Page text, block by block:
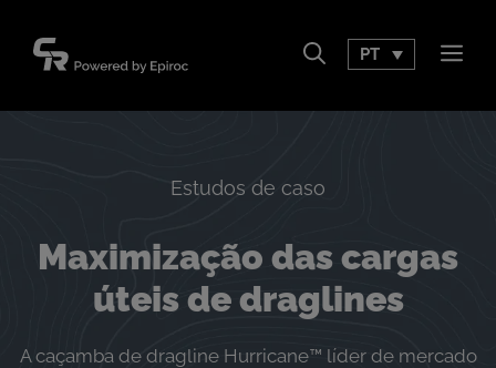
para
PT
Estudos de caso
Maximização das cargas
úteis de draglines
A caçamba de dragline Hurricane™ líder de mercado